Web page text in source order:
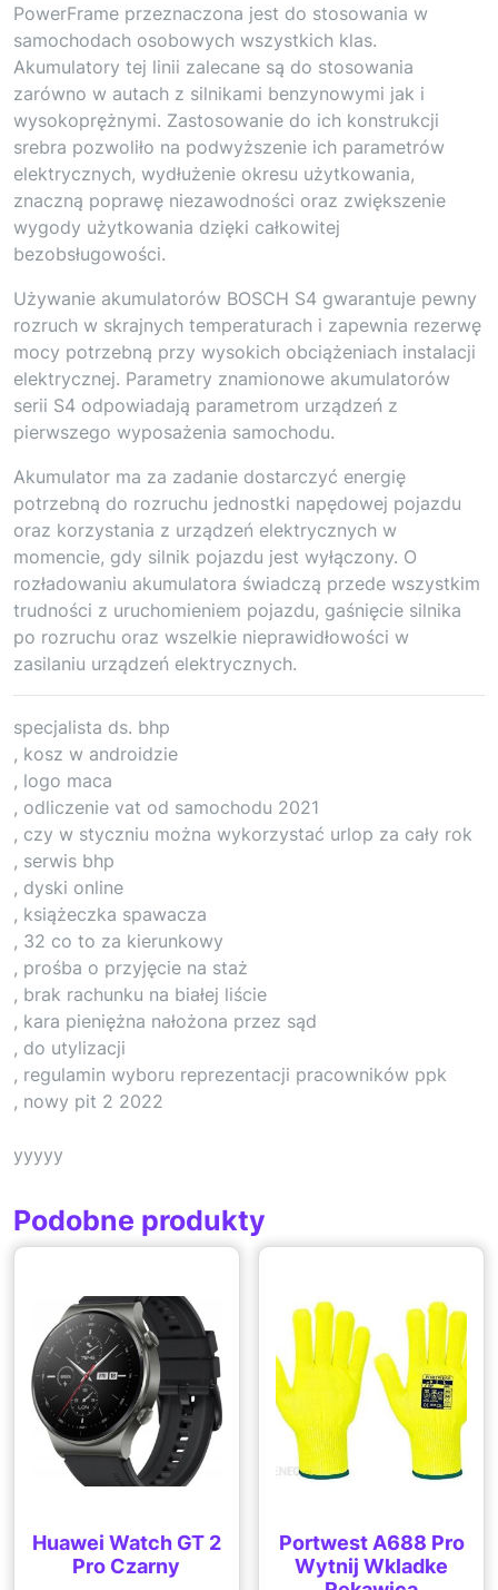
PowerFrame przeznaczona jest do stosowania w
samochodach osobowych wszystkich klas.
Akumulatory tej linii zalecane są do stosowania
zarówno w autach z silnikami benzynowymi jak i
wysokoprężnymi. Zastosowanie do ich konstrukcji
srebra pozwoliło na podwyższenie ich parametrów
elektrycznych, wydłużenie okresu użytkowania,
znaczną poprawę niezawodności oraz zwiększenie
wygody użytkowania dzięki całkowitej
bezobsługowości.
Używanie akumulatorów BOSCH S4 gwarantuje pewny
rozruch w skrajnych temperaturach i zapewnia rezerwę
mocy potrzebną przy wysokich obciążeniach instalacji
elektrycznej. Parametry znamionowe akumulatorów
serii S4 odpowiadają parametrom urządzeń z
pierwszego wyposażenia samochodu.
Akumulator ma za zadanie dostarczyć energię
potrzebną do rozruchu jednostki napędowej pojazdu
oraz korzystania z urządzeń elektrycznych w
momencie, gdy silnik pojazdu jest wyłączony. O
rozładowaniu akumulatora świadczą przede wszystkim
trudności z uruchomieniem pojazdu, gaśnięcie silnika
po rozruchu oraz wszelkie nieprawidłowości w
zasilaniu urządzeń elektrycznych.
specjalista ds. bhp
, kosz w androidzie
, logo maca
, odliczenie vat od samochodu 2021
, czy w styczniu można wykorzystać urlop za cały rok
, serwis bhp
, dyski online
, książeczka spawacza
, 32 co to za kierunkowy
, prośba o przyjęcie na staż
, brak rachunku na białej liście
, kara pieniężna nałożona przez sąd
, do utylizacji
, regulamin wyboru reprezentacji pracowników ppk
, nowy pit 2 2022
yyyyy
Podobne produkty
Huawei Watch GT 2
Pro Czarny
Portwest A688 Pro
Wytnij Wkladke